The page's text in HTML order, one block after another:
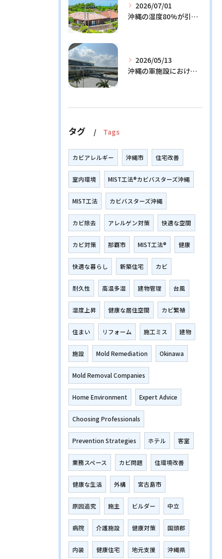
2026/07/01
沖縄の湿度80%が引き起こすカビ問題！効果的な対策3選と発生メカニズム解説
2026/05/13
沖縄の軍施設における通信設備に潜む隠れたリスクとその解決策
タグ Tags
カビアレルギー 沖縄市 住宅改善
室内環境 MIST工法®カビバスターズ沖縄
MIST工法 カビバスターズ沖縄
カビ除去 アレルゲン対策 快適な空間
カビ対策 那覇市 MIST工法® 健康
快適な暮らし 新築住宅 カビ
耐久性 高温多湿 建物管理 台風
湿度上昇 健康な居住空間 カビ繁殖
住まい リフォーム 施工ミス 建物
施設 Mold Remediation Okinawa
Mold Removal Companies
Home Environment Expert Advice
Choosing Professionals
Prevention Strategies ホテル 客室
業務スペース カビ問題 住環境改善
健康な生活 外構 宮古島市
原因追究 施主 ビルダー 中立
病院 介護施設 健康対策 国頭郡
内装 健康住宅 地元支援 沖縄県